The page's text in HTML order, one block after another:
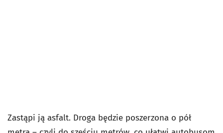
Zastąpi ją asfalt. Droga będzie poszerzona o pół